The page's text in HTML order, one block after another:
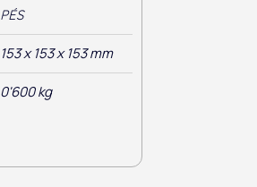
PÉS
153 x 153 x 153 mm
0'600 kg